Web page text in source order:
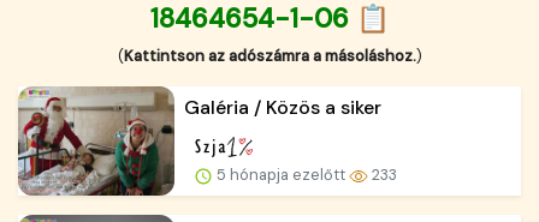
18464654-1-06 📋
(Kattintson az adószámra a másoláshoz.)
Galéria / Közös a siker
5 hónapja ezelőtt 233